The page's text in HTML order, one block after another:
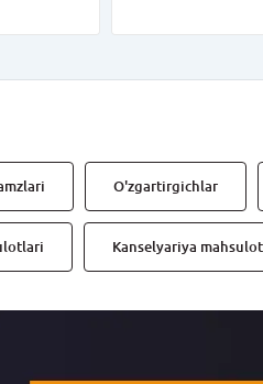
O'zgartirgichlar
Kanselyariya